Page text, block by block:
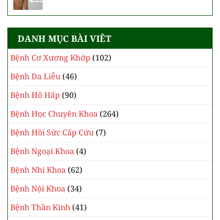
DANH MỤC BÀI VIÊT
Bệnh Cơ Xương Khớp (102)
Bệnh Da Liễu (46)
Bệnh Hô Hấp (90)
Bệnh Học Chuyên Khoa (264)
Bệnh Hồi Sức Cấp Cứu (7)
Bệnh Ngoại Khoa (4)
Bệnh Nhi Khoa (62)
Bệnh Nội Khoa (34)
Bệnh Thần Kinh (41)